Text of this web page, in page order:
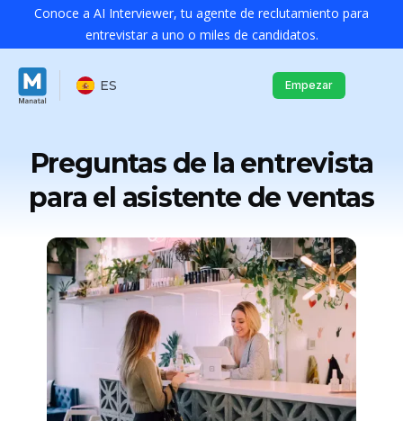
Conoce a AI Interviewer, tu agente de reclutamiento para
entrevistar a uno o miles de candidatos.
ES Empezar
Preguntas de la entrevista
para el asistente de ventas